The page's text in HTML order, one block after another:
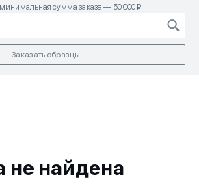
сумма заказа — 50 000 ₽
Заказать образцы
не найдена